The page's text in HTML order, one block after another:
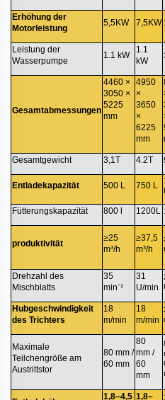
Erhöhung der
Motorleistung
5,5KW 7,5KW
Leistung der
Wasserpumpe
1.1 kW
1.1
kW
Gesamtabmessungen
4460 ×
3050 ×
5225
mm
4950
×
3650
×
6225
mm
Gesamtgewicht 3,1T 4.2T
Entladekapazität 500 L 750 L
L
Fütterungskapazität 800 l 1200L
produktivität
≥25
m³/h
≥37,5
m³/h
Drehzahl des
Mischblatts
35
min⁻¹
31
U/min
Hubgeschwindigkeit
des Trichters
18
m/min
18
m/min
Maximale
Teilchengröße am
Austrittstor
80 mm /
60 mm
80
mm /
60
mm
1,8–4,5 1,8–